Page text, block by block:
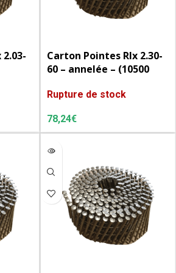
Carton Pointes Rlx 2.30-
60 – annelée – (10500
Rupture de stock
78,24€